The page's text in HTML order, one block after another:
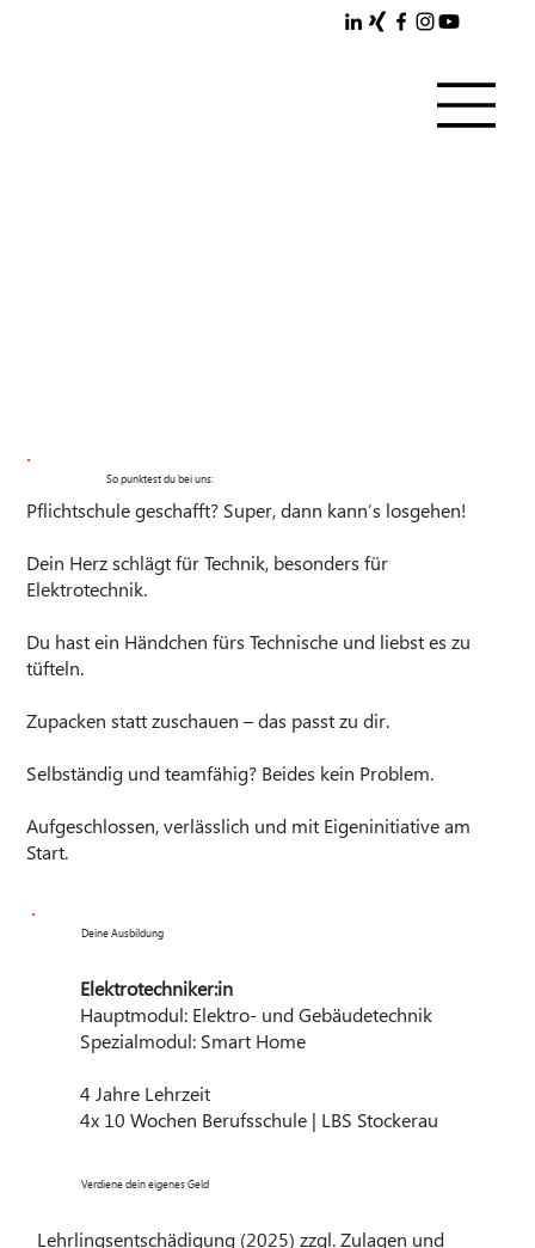
Deine Ausbildung
Elektrotechniker:in
Hauptmodul: Elektro- und Gebäudetechnik
Spezialmodul: Smart Home
4 Jahre Lehrzeit
4x 10 Wochen Berufsschule | LBS Stockerau
Verdiene dein eigenes Geld
Lehrlingsentschädigung (2025) zzgl. Zulagen und
So punktest du bei uns:
Pflichtschule geschafft? Super, dann kann’s losgehen!
Dein Herz schlägt für Technik, besonders für
Elektrotechnik.
Du hast ein Händchen fürs Technische und liebst es zu
tüfteln.
Zupacken statt zuschauen – das passt zu dir.
Selbständig und teamfähig? Beides kein Problem.
Aufgeschlossen, verlässlich und mit Eigeninitiative am
Start.